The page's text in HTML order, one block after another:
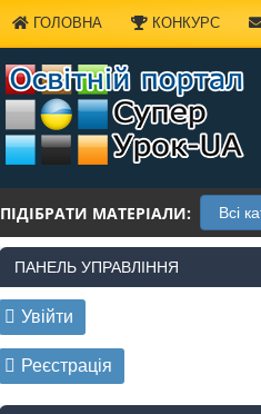
ГОЛОВНА КОНКУРС
ПІДІБРАТИ МАТЕРІАЛИ:
ПАНЕЛЬ УПРАВЛІННЯ
Увійти
Реєстрація